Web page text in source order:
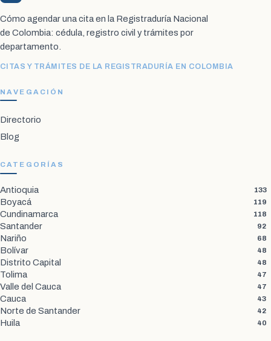
Cómo agendar una cita en la Registraduría Nacional
de Colombia: cédula, registro civil y trámites por
departamento.
CITAS Y TRÁMITES DE LA REGISTRADURÍA EN COLOMBIA
NAVEGACIÓN
Directorio
Blog
CATEGORÍAS
Antioquia 133
Boyacá 119
Cundinamarca 118
Santander 92
Nariño 68
Bolívar 48
Distrito Capital 48
Tolima 47
Valle del Cauca 47
Cauca 43
Norte de Santander 42
Huila 40